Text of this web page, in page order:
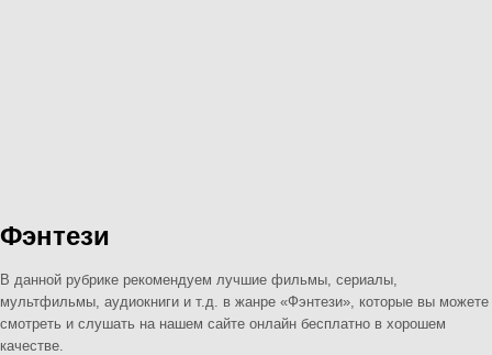
Фэнтези
В данной рубрике рекомендуем лучшие фильмы, сериалы,
мультфильмы, аудиокниги и т.д. в жанре «Фэнтези», которые вы можете
смотреть и слушать на нашем сайте онлайн бесплатно в хорошем
качестве.